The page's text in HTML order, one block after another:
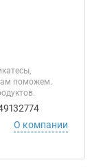
поможем.
О компании